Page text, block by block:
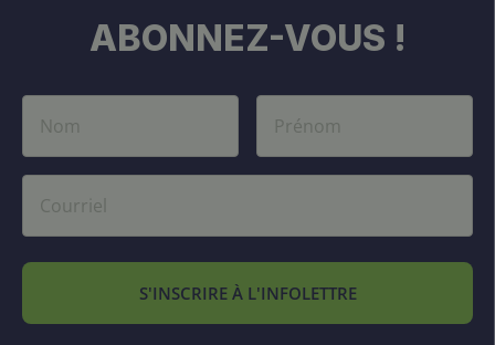
ABONNEZ-VOUS !
S'INSCRIRE À L'INFOLETTRE